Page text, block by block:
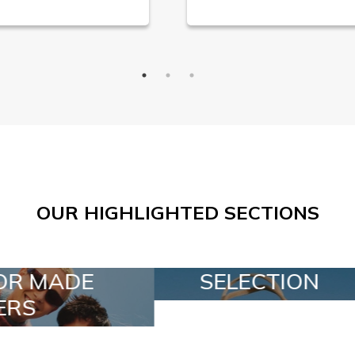
OUR HIGHLIGHTED SECTIONS
SPECIAL LOTS